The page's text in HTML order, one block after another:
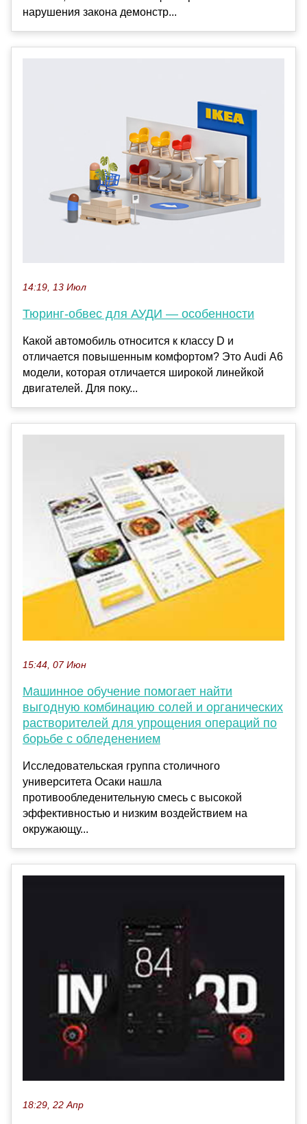
нарушения закона демонстр...
14:19, 13 Июл
Тюринг-обвес для АУДИ — особенности
Какой автомобиль относится к классу D и
отличается повышенным комфортом? Это Audi А6
модели, которая отличается широкой линейкой
двигателей. Для поку...
15:44, 07 Июн
Машинное обучение помогает найти
выгодную комбинацию солей и органических
растворителей для упрощения операций по
борьбе с обледенением
Исследовательская группа столичного
университета Осаки нашла
противообледенительную смесь с высокой
эффективностью и низким воздействием на
окружающу...
18:29, 22 Апр